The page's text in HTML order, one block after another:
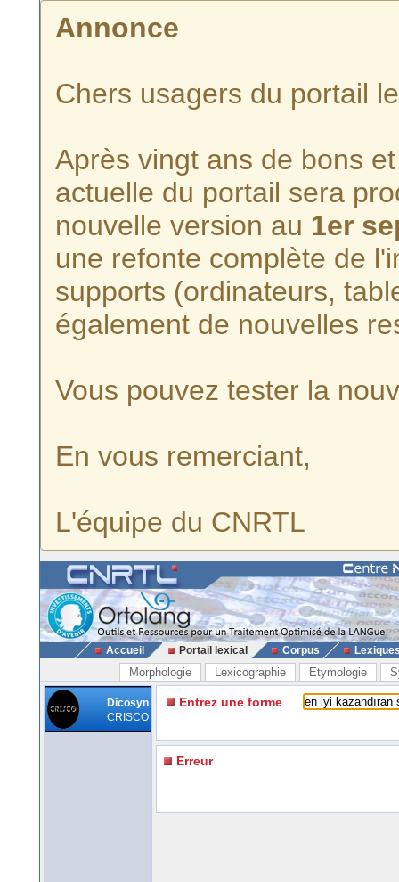
Annonce
Chers usagers du portail
Après vingt ans de bons
actuelle du portail sera
nouvelle version au 1er
une refonte complète de
supports (ordinateurs,
également de nouvelles
Vous pouvez tester la
En vous remerciant,
L'équipe du CNRTL
Accueil Portail lexical Corpus
Morphologie Lexicographie Etymologie
Dicosyn
CRISCO
Entrez une forme
Erreur